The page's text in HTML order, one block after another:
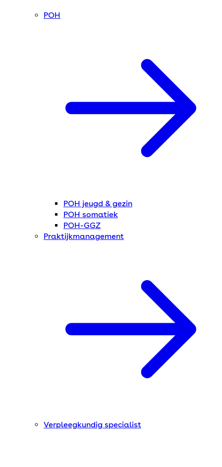
POH
POH jeugd & gezin
POH somatiek
POH-GGZ
Praktijkmanagement
Verpleegkundig specialist